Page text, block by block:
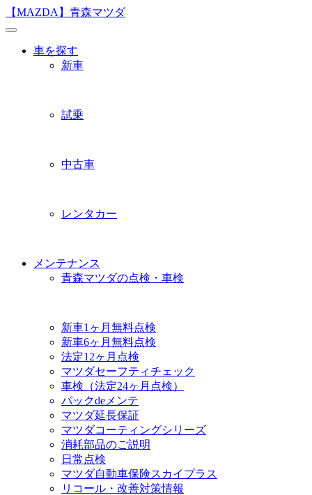
Skip
content
【MAZDA】青森マツダ
車を探す
新車
試乗
中古車
レンタカー
メンテナンス
青森マツダの点検・車検
新車1ヶ月無料点検
新車6ヶ月無料点検
法定12ヶ月点検
マツダセーフティチェック
車検（法定24ヶ月点検）
パックdeメンテ
マツダ延長保証
マツダコーティングシリーズ
消耗部品のご説明
日常点検
マツダ自動車保険スカイプラス
リコール・改善対策情報